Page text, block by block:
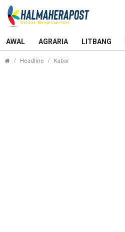
AWAL AGRARIA LITBANG
Headline Kabar